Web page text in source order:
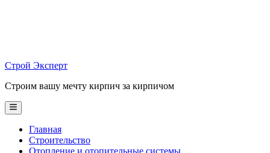
Строй Эксперт
Строим вашу мечту кирпич за кирпичом
Main
Menu
Главная
Строительство